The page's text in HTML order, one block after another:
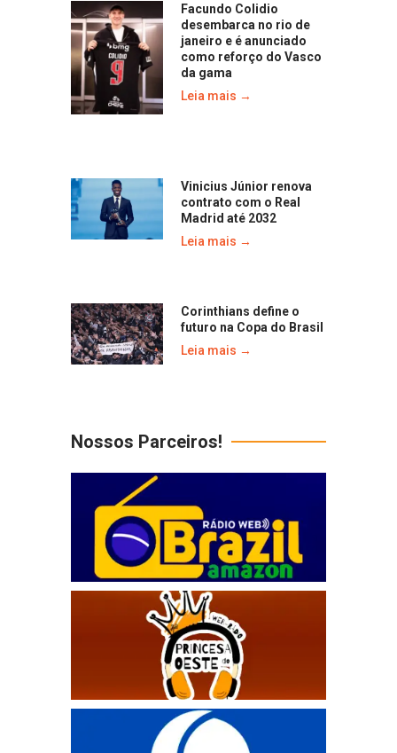
Facundo Colidio
desembarca no rio de
janeiro e é anunciado
como reforço do Vasco
da gama
Leia mais →
Vinicius Júnior renova
contrato com o Real
Madrid até 2032
Leia mais →
Corinthians define o
futuro na Copa do Brasil
Leia mais →
Nossos Parceiros!